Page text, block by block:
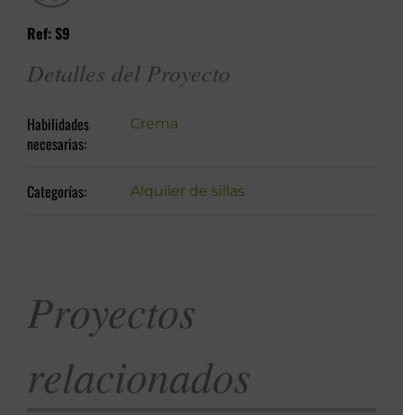
Ref: S9
Detalles del Proyecto
Habilidades
necesarias:
Crema
Categorías: Alquiler de sillas
Proyectos
relacionados